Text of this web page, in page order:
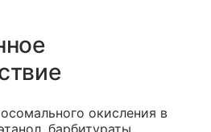
окисления в
барбитураты,